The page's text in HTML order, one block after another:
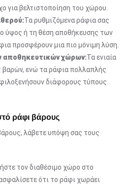
για βελτιστοποίηση του χώρου.
Τα ρυθμιζόμενα ράφια σας
ύψος ή τη θέση αποθήκευσης των
προσφέρουν μια πιο μόνιμη λύση.
αποθηκευτικών χώρων:Τα ενιαία
βαρών, ενώ τα ράφια πολλαπλής
διάφορους τύπους
ράφι βάρους
λάβετε υπόψη σας τους
τον διαθέσιμο χώρο στο
ότι το ράφι χωράει